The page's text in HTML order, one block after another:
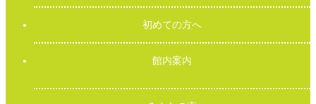
初めての方へ
館内案内